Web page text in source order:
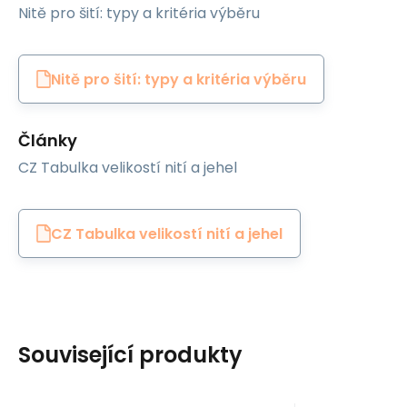
Nitě pro šití: typy a kritéria výběru
Nitě pro šití: typy a kritéria výběru
Články
CZ Tabulka velikostí nití a jehel
CZ Tabulka velikostí nití a jehel
Související produkty